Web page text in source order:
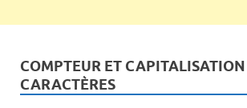
COMPTEUR ET
CARACTÈRES